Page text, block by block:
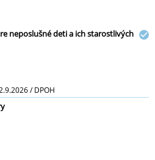
neposlušné deti a ich starostlivých
/ DPOH